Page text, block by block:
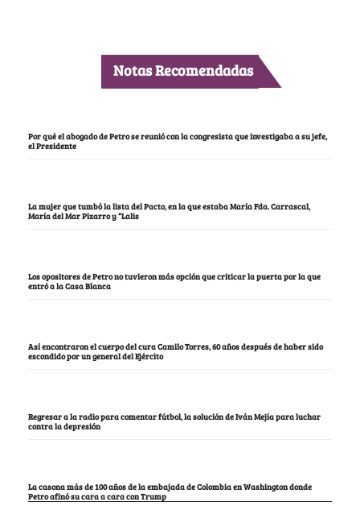
Notas Recomendadas
Por qué el abogado de Petro se reunió con la congresista que investigaba a su jefe,
el Presidente
La mujer que tumbó la lista del Pacto, en la que estaba María Fda. Carrascal,
María del Mar Pizarro y “Lalis
Los opositores de Petro no tuvieron más opción que criticar la puerta por la que
entró a la Casa Blanca
Así encontraron el cuerpo del cura Camilo Torres, 60 años después de haber sido
escondido por un general del Ejército
Regresar a la radio para comentar fútbol, la solución de Iván Mejía para luchar
contra la depresión
La casona más de 100 años de la embajada de Colombia en Washington donde
Petro afinó su cara a cara con Trump